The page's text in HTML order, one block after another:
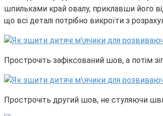
шпильками край овалу, приклавши його
що всі деталі потрібно викроїти з
Прострочіть зафіксований шов, а потім
Прострочіть другий шов, не стуляючи